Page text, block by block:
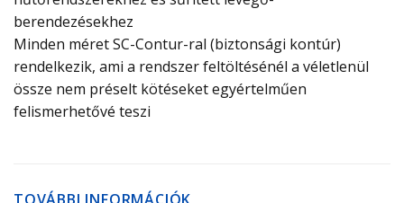
berendezésekhez
Minden méret SC-Contur-ral (biztonsági kontúr)
rendelkezik, ami a rendszer feltöltésénél a véletlenül
össze nem préselt kötéseket egyértelműen
felismerhetővé teszi